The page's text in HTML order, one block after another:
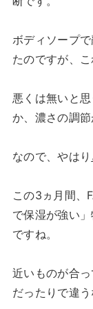
ボディソープ
たのですが、
悪くは無いと
か、濃さの調節
なので、やはり
この3ヵ月間、
で保湿が強い
ですね。
近いものが合
だったりで違う